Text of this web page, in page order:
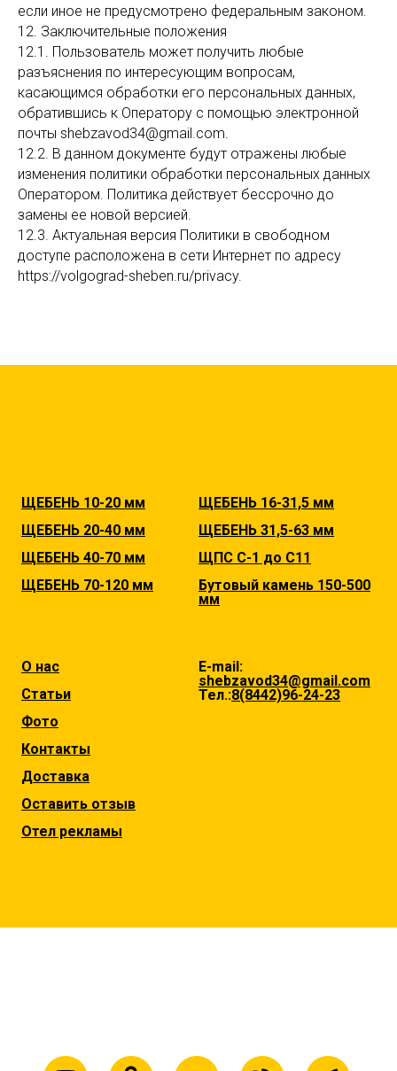
если иное не предусмотрено федеральным законом.
12. Заключительные положения
12.1. Пользователь может получить любые
разъяснения по интересующим вопросам,
касающимся обработки его персональных данных,
обратившись к Оператору с помощью электронной
почты shebzavod34@gmail.com.
12.2. В данном документе будут отражены любые
изменения политики обработки персональных данных
Оператором. Политика действует бессрочно до
замены ее новой версией.
12.3. Актуальная версия Политики в свободном
доступе расположена в сети Интернет по адресу
https://volgograd-sheben.ru/privacy.
ЩЕБЕНЬ 10-20 мм
ЩЕБЕНЬ 20-40 мм
ЩЕБЕНЬ 40-70 мм
ЩЕБЕНЬ 70-120 мм
ЩЕБЕНЬ 16-31,5 мм
ЩЕБЕНЬ 31,5-63 мм
ЩПС С-1 до С11
Бутовый камень 150-500
мм
О нас
Статьи
Фото
Контакты
Доставка
Оставить отзыв
Отел рекламы
E-mail:
shebzavod34@gmail.com
Тел.:8(8442)96-24-23